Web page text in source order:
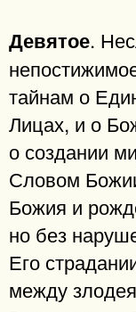
Девятое.
тайнам о
Лицах, и о
о создании
Словом
Божия и
но без
Его
между